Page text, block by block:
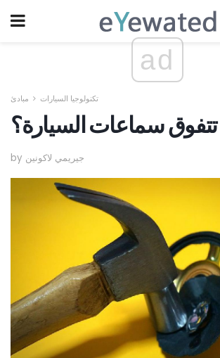
ad
تكنولوجيا السيارات مبادئ
تتفوق سماعات السيارة؟
by جيريمي لاكونين